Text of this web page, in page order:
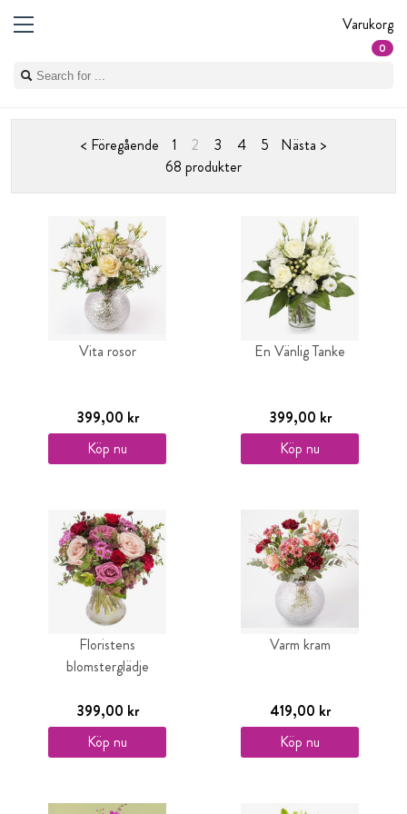
Varukorg
0
< Föregående 1 2 3 4 5
Nästa >
68 produkter
Vita rosor
399,00 kr
Köp nu
En Vänlig Tanke
399,00 kr
Köp nu
Floristens
blomsterglädje
399,00 kr
Köp nu
Varm kram
419,00 kr
Köp nu